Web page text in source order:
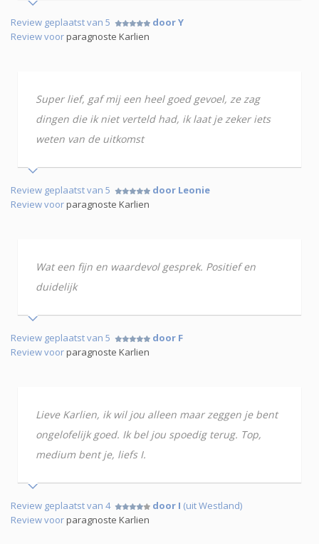
Review geplaatst van 5
door Y
Review voorparagnoste Karlien
Super lief, gaf mij een heel goed gevoel, ze zag
dingen die ik niet verteld had, ik laat je zeker iets
weten van de uitkomst
Review geplaatst van 5
door Leonie
Review voorparagnoste Karlien
Wat een fijn en waardevol gesprek. Positief en
duidelijk
Review geplaatst van 5
door F
Review voorparagnoste Karlien
Lieve Karlien, ik wil jou alleen maar zeggen je bent
ongelofelijk goed. Ik bel jou spoedig terug. Top,
medium bent je, liefs I.
Review geplaatst van 4 door I (uit Westland)
Review voorparagnoste Karlien